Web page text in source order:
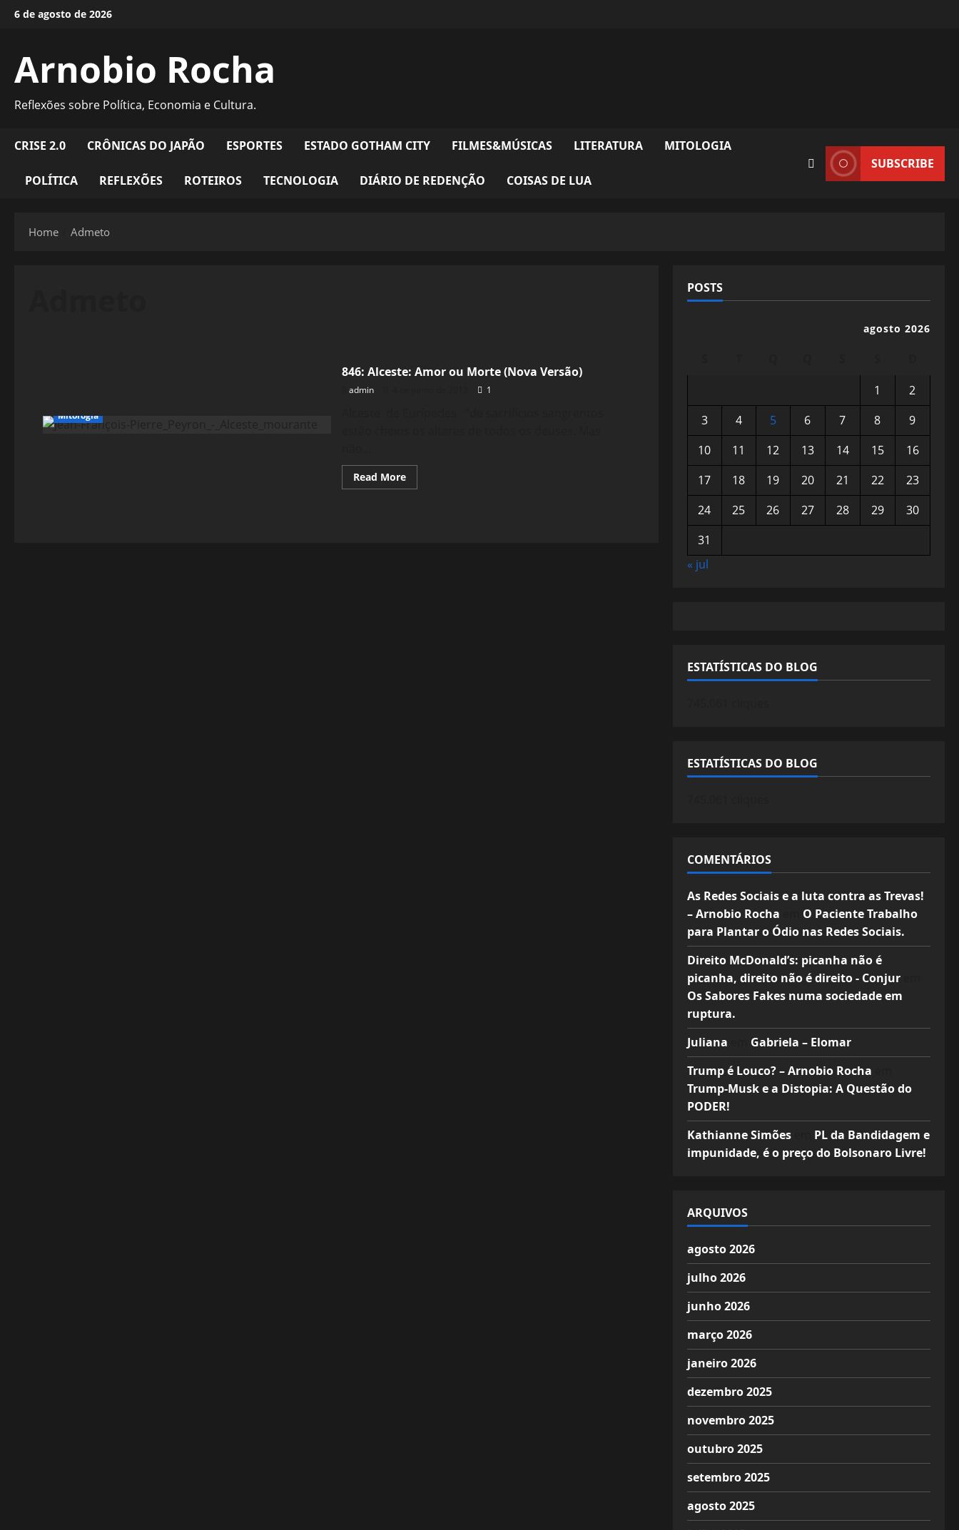
Skip6 de agosto de 2026
Arnobio Rocha
Reflexões sobre Política, Economia e Cultura.
CRISE 2.0 CRÔNICAS DO JAPÃO ESPORTES ESTADO GOTHAM CITY FILMES&MÚSICAS LITERATURA MITOLOGIA
POLÍTICA REFLEXÕES ROTEIROS TECNOLOGIA DIÁRIO DE REDENÇÃO COISAS DE LUA
SUBSCRIBE
Home Admeto
Mitologia
846: Alceste: Amor ou Morte (Nova Versão)
admin 1
Read MoreRead
more
POSTS
agosto 2026
1
2
3
4 5 6 7 8
9
10
11 12 13 14 15
16
17
18 19 20 21 22
23
24
25 26 27 28 29
30
31
« jul
ESTATÍSTICAS DO BLOG
ESTATÍSTICAS DO BLOG
COMENTÁRIOS
As Redes Sociais e a luta contra as Trevas!
– Arnobio Rocha
O Paciente Trabalho
para Plantar o Ódio nas Redes Sociais.
Direito McDonald’s: picanha não é
picanha, direito não é direito - Conjurem
Os Sabores Fakes numa sociedade em
ruptura.
Juliana
Gabriela – Elomar
Trump é Louco? – Arnobio Rocha
Trump-Musk e a Distopia: A Questão do
PODER!
Kathianne Simõesem PL da Bandidagem e
impunidade, é o preço do Bolsonaro Livre!
ARQUIVOS
agosto 2026
julho 2026
junho 2026
março 2026
janeiro 2026
dezembro 2025
novembro 2025
outubro 2025
setembro 2025
agosto 2025